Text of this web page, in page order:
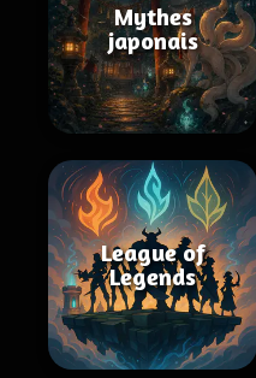
Mythes
japonais
League of
Legends